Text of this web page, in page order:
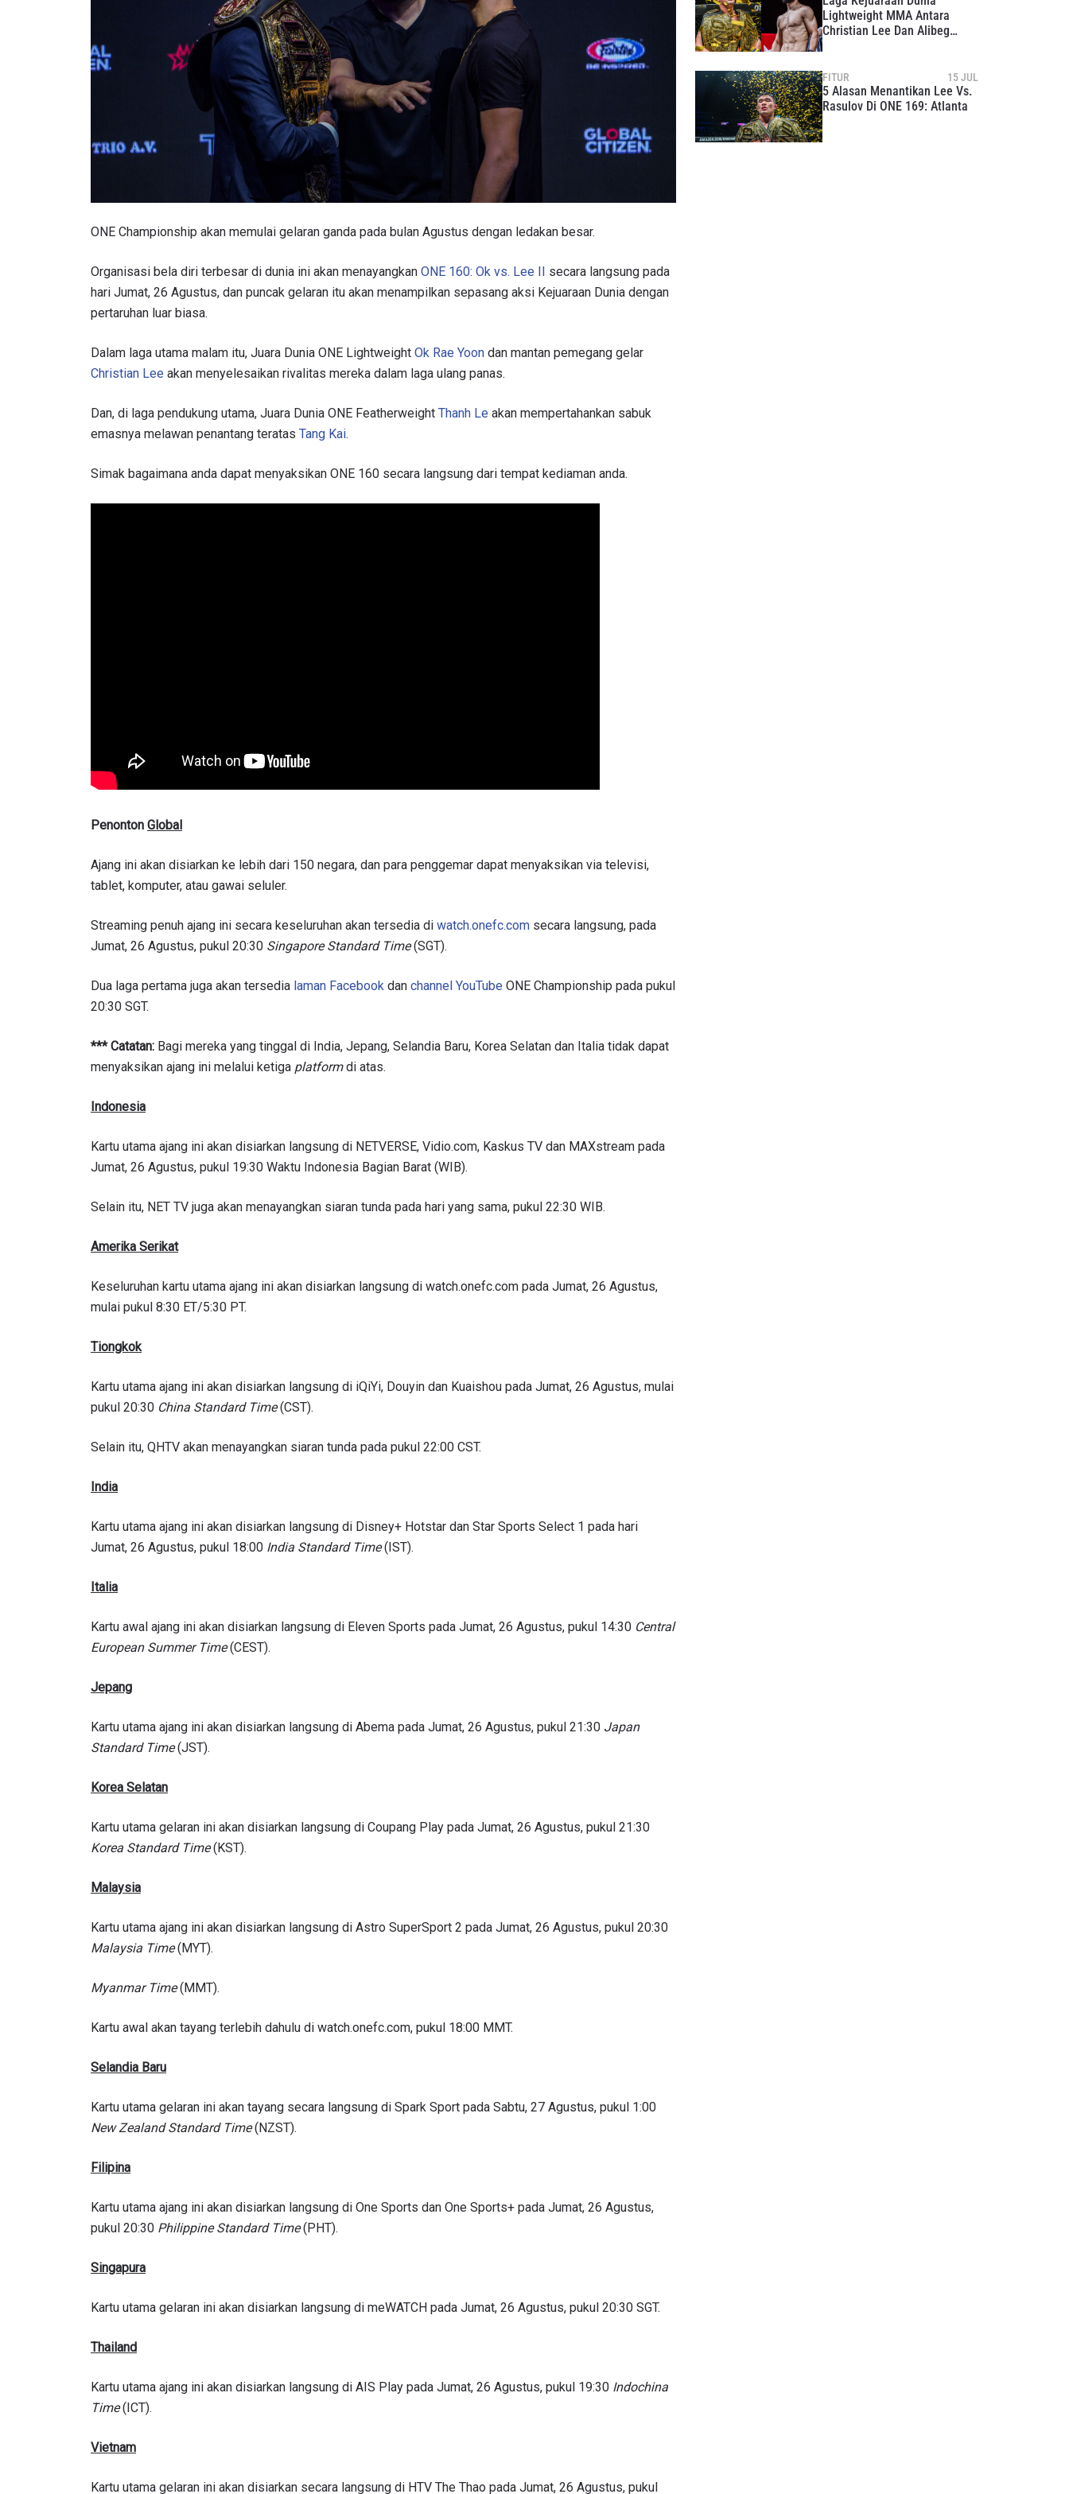
ONE Championship akan memulai gelaran ganda pada bulan Agustus dengan ledakan besar.
Organisasi bela diri terbesar di dunia ini akan menayangkan ONE 160: Ok vs. Lee II secara langsung pada
hari Jumat, 26 Agustus, dan puncak gelaran itu akan menampilkan sepasang aksi Kejuaraan Dunia dengan
pertaruhan luar biasa.
Dalam laga utama malam itu, Juara Dunia ONE Lightweight Ok Rae Yoon dan mantan pemegang gelar
Christian Lee akan menyelesaikan rivalitas mereka dalam laga ulang panas.
Dan, di laga pendukung utama, Juara Dunia ONE Featherweight Thanh Le akan mempertahankan sabuk
emasnya melawan penantang teratas Tang Kai.
Simak bagaimana anda dapat menyaksikan ONE 160 secara langsung dari tempat kediaman anda.
Penonton Global
Ajang ini akan disiarkan ke lebih dari 150 negara, dan para penggemar dapat menyaksikan via televisi,
tablet, komputer, atau gawai seluler.
Streaming penuh ajang ini secara keseluruhan akan tersedia di watch.onefc.com secara langsung, pada
Jumat, 26 Agustus, pukul 20:30 Singapore Standard Time(SGT).
Dua laga pertama juga akan tersedia laman Facebook dan channel YouTube ONE Championship pada pukul
20:30 SGT.
*** Catatan: Bagi mereka yang tinggal di India, Jepang, Selandia Baru, Korea Selatan dan Italia tidak dapat
menyaksikan ajang ini melalui ketiga platformdi atas.
Indonesia
Kartu utama ajang ini akan disiarkan langsung di NETVERSE, Vidio.com, Kaskus TV dan MAXstream pada
Jumat, 26 Agustus, pukul 19:30 Waktu Indonesia Bagian Barat (WIB).
Selain itu, NET TV juga akan menayangkan siaran tunda pada hari yang sama, pukul 22:30 WIB.
Amerika Serikat
Keseluruhan kartu utama ajang ini akan disiarkan langsung di watch.onefc.com pada Jumat, 26 Agustus,
mulai pukul 8:30 ET/5:30 PT.
Tiongkok
Kartu utama ajang ini akan disiarkan langsung di iQiYi, Douyin dan Kuaishou pada Jumat, 26 Agustus, mulai
pukul 20:30 China Standard Time(CST).
Selain itu, QHTV akan menayangkan siaran tunda pada pukul 22:00 CST.
India
Kartu utama ajang ini akan disiarkan langsung di Disney+ Hotstar dan Star Sports Select 1 pada hari
Jumat, 26 Agustus, pukul 18:00 India Standard Time(IST).
Italia
Kartu awal ajang ini akan disiarkan langsung di Eleven Sports pada Jumat, 26 Agustus, pukul 14:30 Central
European Summer Time(CEST).
Jepang
Kartu utama ajang ini akan disiarkan langsung di Abema pada Jumat, 26 Agustus, pukul 21:30 Japan
Standard Time(JST).
Korea Selatan
Kartu utama gelaran ini akan disiarkan langsung di Coupang Play pada Jumat, 26 Agustus, pukul 21:30
Korea Standard Time(KST).
Malaysia
Kartu utama ajang ini akan disiarkan langsung di Astro SuperSport 2 pada Jumat, 26 Agustus, pukul 20:30
Malaysia Time(MYT).
Myanmar Time(MMT).
Kartu awal akan tayang terlebih dahulu di watch.onefc.com, pukul 18:00 MMT.
Selandia Baru
Kartu utama gelaran ini akan tayang secara langsung di Spark Sport pada Sabtu, 27 Agustus, pukul 1:00
New Zealand Standard Time(NZST).
Filipina
Kartu utama ajang ini akan disiarkan langsung di One Sports dan One Sports+ pada Jumat, 26 Agustus,
pukul 20:30 Philippine Standard Time(PHT).
Singapura
Kartu utama gelaran ini akan disiarkan langsung di meWATCH pada Jumat, 26 Agustus, pukul 20:30 SGT.
Thailand
Kartu utama ajang ini akan disiarkan langsung di AIS Play pada Jumat, 26 Agustus, pukul 19:30 Indochina
Time(ICT).
Vietnam
Kartu utama gelaran ini akan disiarkan secara langsung di HTV The Thao pada Jumat, 26 Agustus, pukul
Lightweight MMA Antara
Christian Lee Dan Alibeg
FITUR 15 JUL
5 Alasan Menantikan Lee Vs.
Rasulov Di ONE 169: Atlanta
IKUTI PERKEMBANGAN TERBARU
Dengan mengirimkan formulir ini, anda menyetujui pengumpulan, penggunaan dan
pembukaan informasi anda berdasarkan